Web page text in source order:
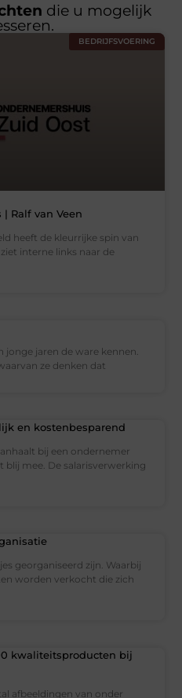
die u mogelijk
BEDRIJFSVOERING
| Ralf van Veen
heeft de kleurrijke spin van
interne links naar de
jonge jaren de ware kennen.
ze denken dat
en kostenbesparend
bij een ondernemer
mee. De salarisverwerking
georganiseerd zijn. Waarbij
worden verkocht die zich
kwaliteitsproducten bij
afbeeldingen van onder